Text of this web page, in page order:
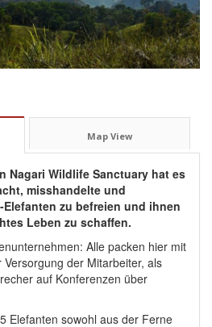
Map View
Nagari Wildlife Sanctuary hat es
misshandelte und
zu befreien und ihnen
Leben zu schaffen.
Alle packen hier mit
der Mitarbeiter, als
auf Konferenzen über
Elefanten sowohl aus der Ferne